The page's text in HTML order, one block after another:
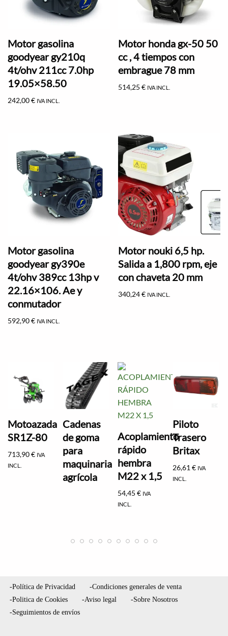
Motor gasolina
goodyear gy210q
4t/ohv 211cc 7.0hp
19.05×58.50
242,00€ IVA INCL.
Motor honda gx-50 50
cc , 4 tiempos con
embrague 78 mm
514,25€ IVA INCL.
Motor gasolina
goodyear gy390e
4t/ohv 389cc 13hp v
22.16×106. Ae y
conmutador
592,90€ IVA INCL.
Motor nouki 6,5 hp.
Salida a 1,800 rpm, eje
con chaveta 20 mm
340,24€ IVA INCL.
Motoazada
SR1Z-80
713,90€ IVA
INCL.
Cadenas
de goma
para
maquinaria
agrícola
Acoplamiento
rápido
hembra
M22 x 1,5
54,45€ IVA
INCL.
Piloto
Trasero
Britax
26,61€ IVA
INCL.
-Política de Privacidad
-Condiciones generales de venta
-Politica de Cookies
-Aviso legal
-Sobre Nosotros
-Seguimientos de envíos